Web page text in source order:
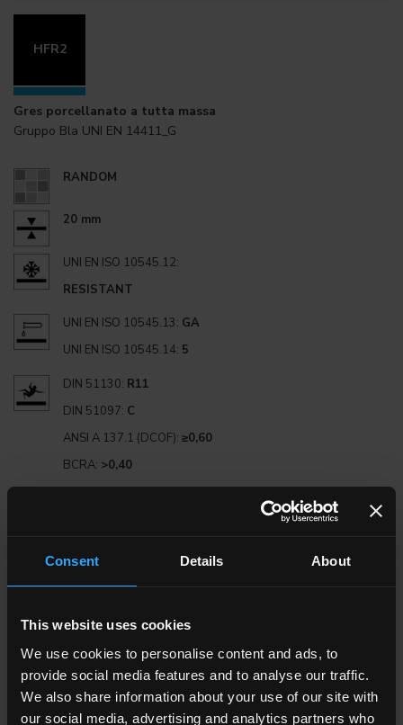
Consent Details About
This website uses cookies
We use cookies to personalise content and ads, to
provide social media features and to analyse our traffic.
We also share information about your use of our site with
our social media, advertising and analytics partners who
HFR2
Gres porcellanato a tutta massa
Gruppo Bla UNI EN 14411_G
RANDOM
20 mm
UNI EN ISO 10545.12:
RESISTANT
UNI EN ISO 10545.13: GA
UNI EN ISO 10545.14: 5
DIN 51130: R11
DIN 51097: C
ANSI A 137.1 (DCOF): ≥0,60
BCRA: >0,40
40x80 . 16"x32"